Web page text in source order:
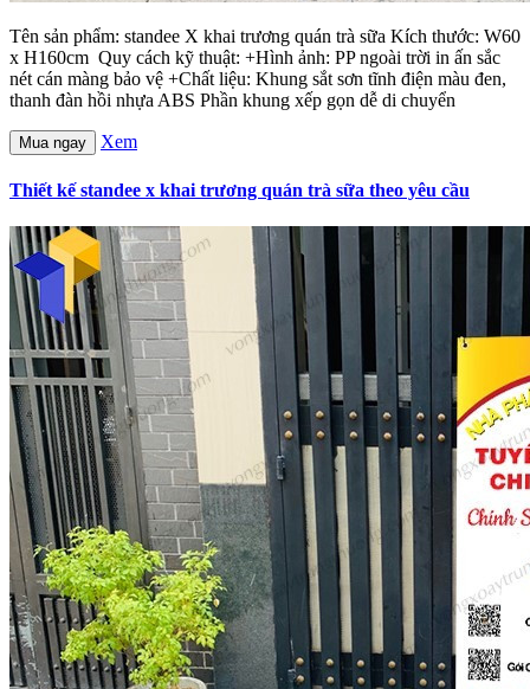
Tên sản phẩm: standee X khai trương quán trà sữa Kích thước: W60
x H160cm Quy cách kỹ thuật: +Hình ảnh: PP ngoài trời in ấn sắc
nét cán màng bảo vệ +Chất liệu: Khung sắt sơn tĩnh điện màu đen,
thanh đàn hồi nhựa ABS Phần khung xếp gọn dễ di chuyển
Mua ngay Xem
Thiết kế standee x khai trương quán trà sữa theo yêu cầu